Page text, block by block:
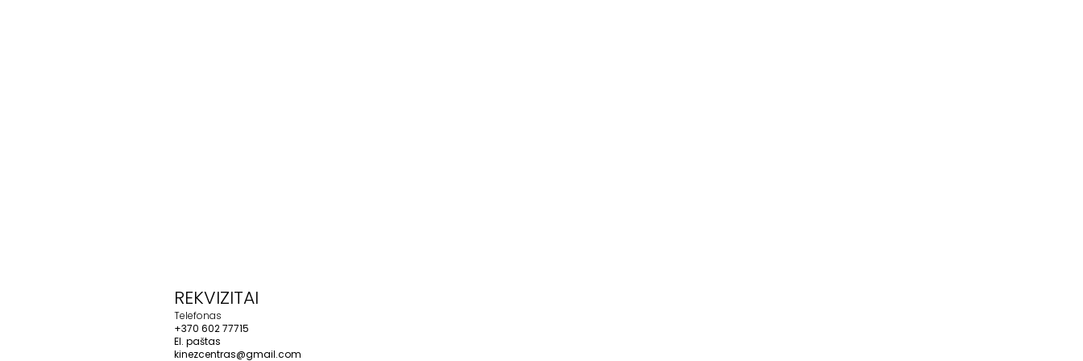
REKVIZITAI
Telefonas
+370 602 77715
El. paštas
kinezcentras@gmail.com